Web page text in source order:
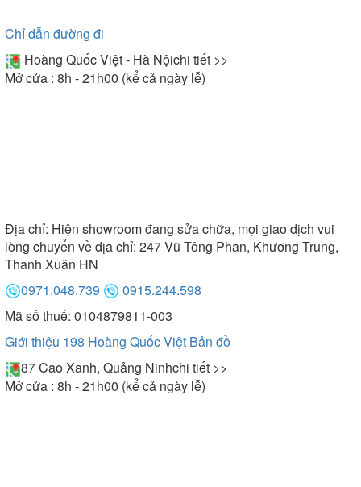
Chỉ dẫn đường đi
Hoàng Quốc Việt - Hà Nộichi tiết >>
Mở cửa : 8h - 21h00 (kể cả ngày lễ)
Địa chỉ: Hiện showroom đang sửa chữa, mọi giao dịch vui
lòng chuyển về địa chỉ: 247 Vũ Tông Phan, Khương Trung,
Thanh Xuân HN
0971.048.739
0915.244.598
Mã số thuế: 0104879811-003
Giới thiệu 198 Hoàng Quốc Việt Bản đồ
87 Cao Xanh, Quảng Ninhchi tiết >>
Mở cửa : 8h - 21h00 (kể cả ngày lễ)